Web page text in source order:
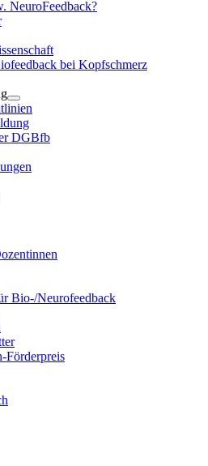
NeuroFeedback?
bei Kopfschmerz
DGBfb
Bio-/Neurofeedback
Förderpreis